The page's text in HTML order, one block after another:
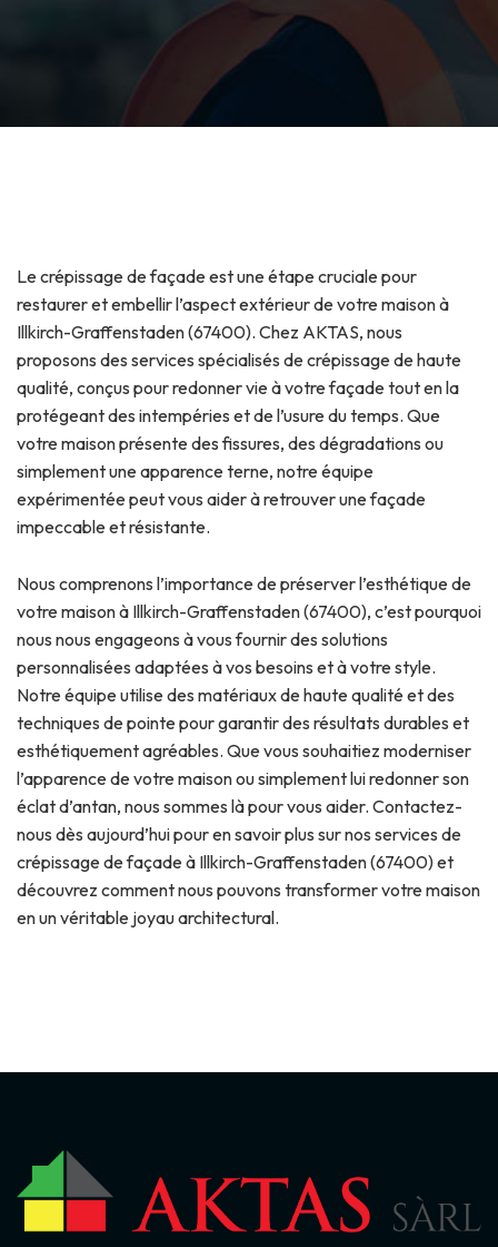
Le crépissage de façade est une étape cruciale pour
restaurer et embellir l’aspect extérieur de votre maison à
Illkirch-Graffenstaden (67400). Chez AKTAS, nous
proposons des services spécialisés de crépissage de haute
qualité, conçus pour redonner vie à votre façade tout en la
protégeant des intempéries et de l’usure du temps. Que
votre maison présente des fissures, des dégradations ou
simplement une apparence terne, notre équipe
expérimentée peut vous aider à retrouver une façade
impeccable et résistante.
Nous comprenons l’importance de préserver l’esthétique de
votre maison à Illkirch-Graffenstaden (67400), c’est pourquoi
nous nous engageons à vous fournir des solutions
personnalisées adaptées à vos besoins et à votre style.
Notre équipe utilise des matériaux de haute qualité et des
techniques de pointe pour garantir des résultats durables et
esthétiquement agréables. Que vous souhaitiez moderniser
l’apparence de votre maison ou simplement lui redonner son
éclat d’antan, nous sommes là pour vous aider. Contactez-
nous dès aujourd’hui pour en savoir plus sur nos services de
crépissage de façade à Illkirch-Graffenstaden (67400) et
découvrez comment nous pouvons transformer votre maison
en un véritable joyau architectural.